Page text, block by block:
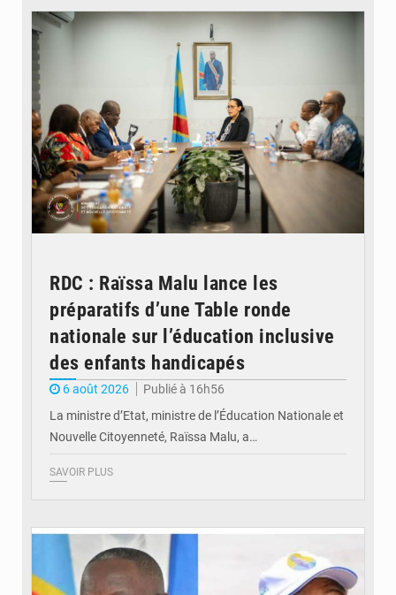
RDC : Raïssa Malu lance les
préparatifs d’une Table ronde
nationale sur l’éducation inclusive
des enfants handicapés
6 août 2026
Publié à 16h56
La ministre d’Etat, ministre de l’Éducation Nationale et
Nouvelle Citoyenneté, Raïssa Malu, a…
SAVOIR PLUS